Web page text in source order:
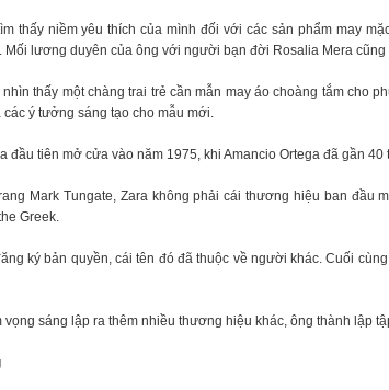
thấy niềm yêu thích của mình đối với các sản phẩm may
Mối lương duyên của ông với người bạn đời Rosalia Mera cũng
thấy một chàng trai trẻ cần mẫn may áo choàng tắm cho
ý tưởng sáng tạo cho mẫu mới.
đầu tiên mở cửa vào năm 1975, khi Amancio Ortega đã gần 40
Mark Tungate, Zara không phải cái thương hiệu ban đầu
Greek.
ký bản quyền, cái tên đó đã thuộc về người khác. Cuối
vọng sáng lập ra thêm nhiều thương hiệu khác, ông thành lập
triệu đô không khó, nhưng sẽ rất vất vả nếu ngay từ
10 USD, 100 USD, sau đó thử sức với những dự án
tưởng và kinh nghiệm cũng như sự dạn dĩ, mình mới
500.000 USD và 1-2 triệu USD... Một triệu đô 10 năm